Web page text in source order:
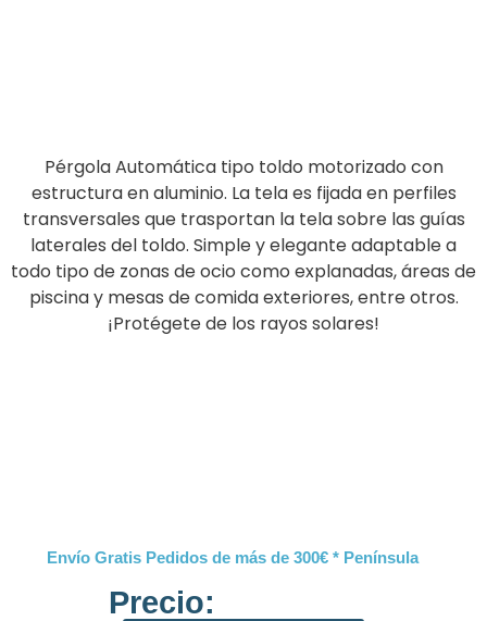
Pérgola Automática tipo toldo motorizado con
estructura en aluminio. La tela es fijada en perfiles
transversales que trasportan la tela sobre las guías
laterales del toldo. Simple y elegante adaptable a
todo tipo de zonas de ocio como explanadas, áreas de
piscina y mesas de comida exteriores, entre otros.
¡Protégete de los rayos solares!
Envío Gratis Pedidos de más de 300€ * Península
Precio: